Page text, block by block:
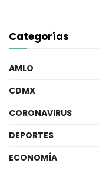
Categorías
AMLO
CDMX
CORONAVIRUS
DEPORTES
ECONOMÍA